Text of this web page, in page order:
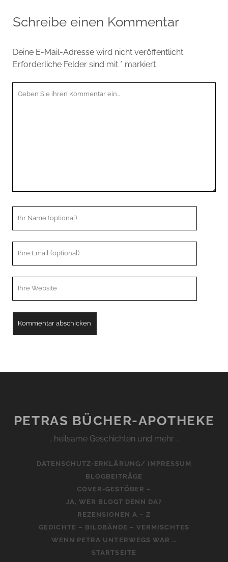
Schreibe einen Kommentar
Deine E-Mail-Adresse wird nicht veröffentlicht.
Erforderliche Felder sind mit * markiert
PETRAS BÜCHER-APOTHEKE
… heilsame Geschichten und mehr …
DATENSCHUTZ-ERKLÄRUNG/ IMPRESSUM
BLOGBEITRÄGE
COVER-GESTÖBER –
JA, WER BLOGT DENN DA?
REZENSIONEN A – Z
GEDICHTE – BILDBÄNDE – VERMISCHTES
WENN PETRA UNTERWEGS WAR …
STARTSEITE